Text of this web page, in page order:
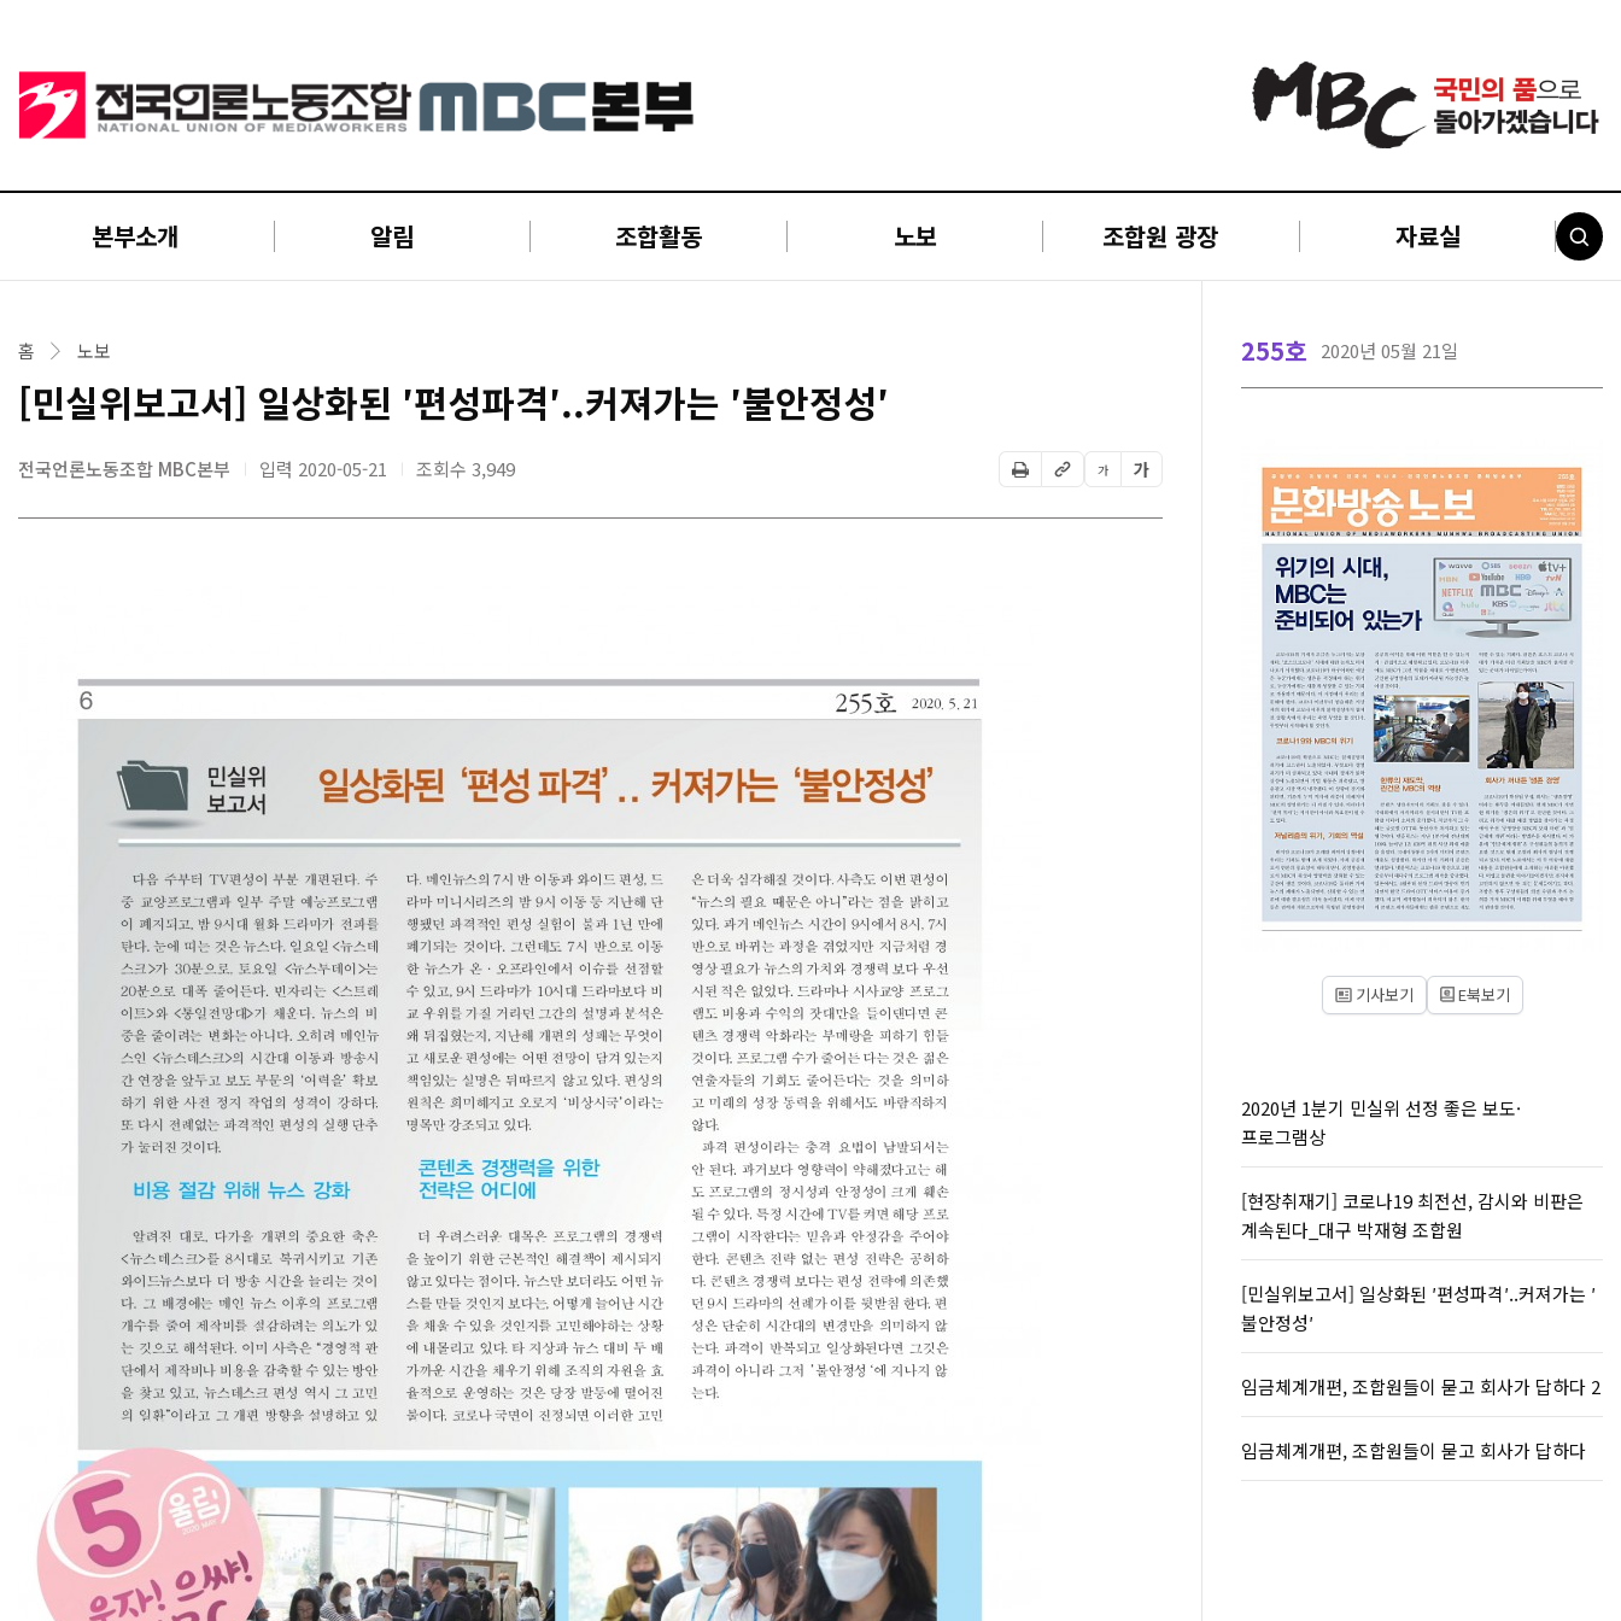
본부소개 알림 조합활동 노보 조합원 광장 자료실
홈 노보
[민실위보고서] 일상화된 ′편성파격′..커져가는 ′불안정성′
전국언론노동조합 MBC본부 입력 2020-05-21 조회수 3,949 가 가
255호 2020년 05월 21일
기사보기 E북보기
2020년 1분기 민실위 선정 좋은 보도·
프로그램상
[현장취재기] 코로나19 최전선, 감시와 비판은
계속된다_대구 박재형 조합원
[민실위보고서] 일상화된 ′편성파격′..커져가는 ′
불안정성′
임금체계개편, 조합원들이 묻고 회사가 답하다 2
임금체계개편, 조합원들이 묻고 회사가 답하다